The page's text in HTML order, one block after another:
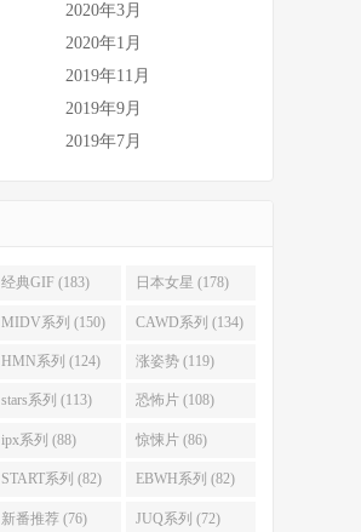
2020年3月
2020年1月
2019年11月
2019年9月
2019年7月
经典GIF (183) 日本女星 (178)
MIDV系列 (150) CAWD系列 (134)
HMN系列 (124) 涨姿势 (119)
stars系列 (113) 恐怖片 (108)
ipx系列 (88) 惊悚片 (86)
START系列 (82) EBWH系列 (82)
新番推荐 (76) JUQ系列 (72)